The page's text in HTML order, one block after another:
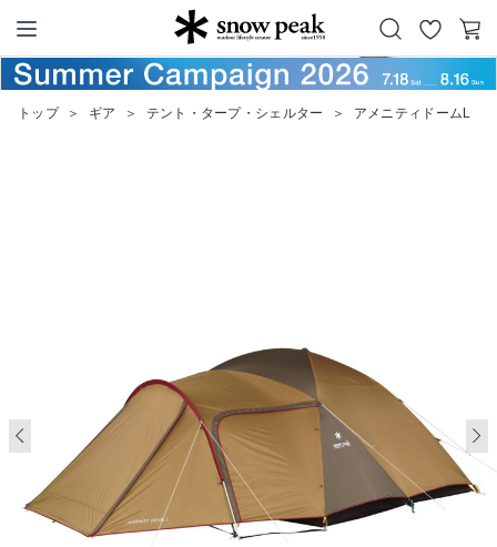
Snow Peak
お
気
カ
ー
トップ ＞ ギア ＞ テント・タープ・シェルター ＞ アメニティドームL